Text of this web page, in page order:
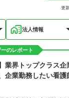
更
法人情報
のレポート
業界トップクラス
企業勤務したい看